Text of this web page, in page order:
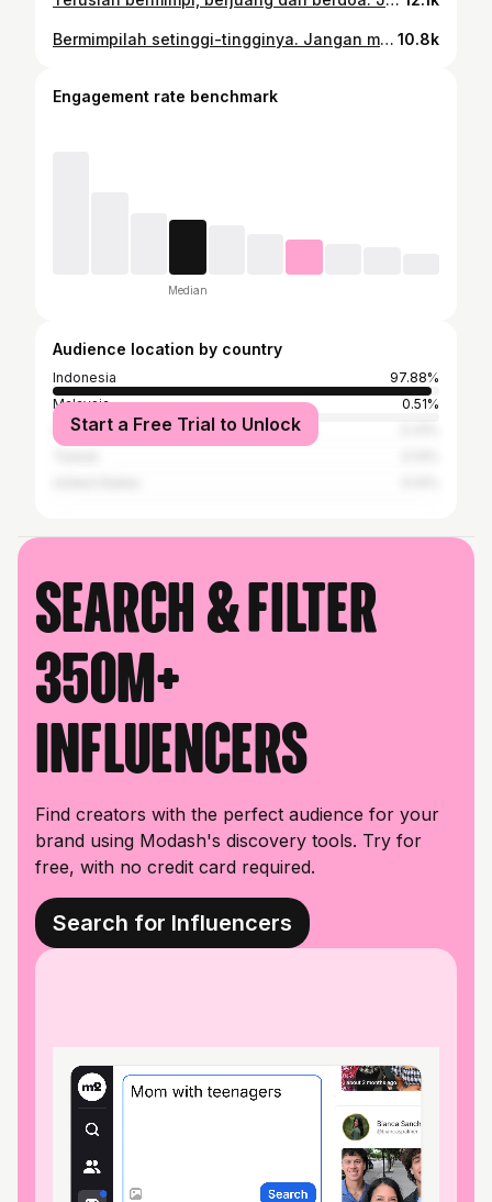
Bermimpilah setinggi-tingginya. Jangan malu, terus berusaha dan berdoalah dalam diam. Yakinlah, kamu akan menjadi orang sukses nantinya. Aamiin . 📷 by @monicarizky14 10.8k
Engagement rate benchmark
Median
Audience location by country
Indonesia
97.88%
Malaysia
0.51%
South Korea
Start a Free Trial to Unlock
Search & filter
350M+
influencers
Find creators with the perfect audience for your
brand using Modash's discovery tools. Try for
free, with no credit card required.
Search for Influencers